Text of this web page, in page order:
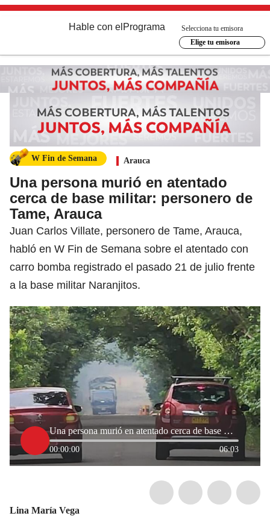
Hable con el Programa
Selecciona tu emisora
Elige tu emisora
W Fin de Semana Arauca
Una persona murió en atentado
cerca de base militar: personero de
Tame, Arauca
Juan Carlos Villate, personero de Tame, Arauca,
habló en W Fin de Semana sobre el atentado con
carro bomba registrado el pasado 21 de julio frente
a la base militar Naranjitos.
Una persona murió en atentado cerca de base militar: personero de Tame, Arauca
00:00:00 06:03
Lina María Vega